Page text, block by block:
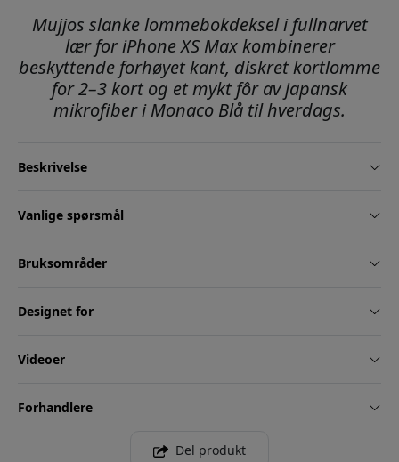
Mujjos slanke lommebokdeksel i fullnarvet
lær for iPhone XS Max kombinerer
beskyttende forhøyet kant, diskret kortlomme
for 2–3 kort og et mykt fôr av japansk
mikrofiber i Monaco Blå til hverdags.
Beskrivelse
Vanlige spørsmål
Bruksområder
Designet for
Videoer
Forhandlere
Del produkt